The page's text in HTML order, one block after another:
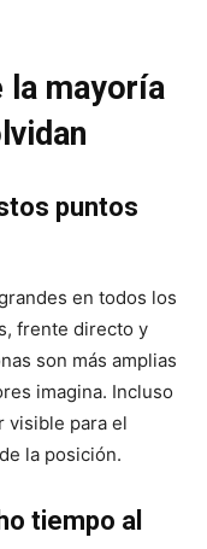
la mayoría
puntos
en todos los
frente directo y
son más amplias
imagina. Incluso
visible para el
la posición.
tiempo al